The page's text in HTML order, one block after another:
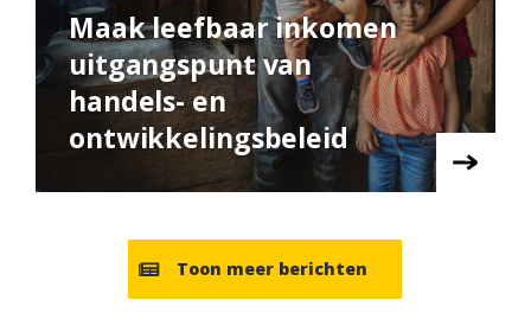
Maak leefbaar inkomen
uitgangspunt van
handels- en
ontwikkelingsbeleid
Toon meer berichten